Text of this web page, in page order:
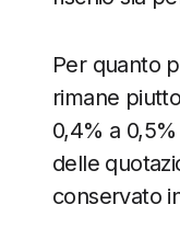
Per quanto
rimane
0,4% a
delle
conservato